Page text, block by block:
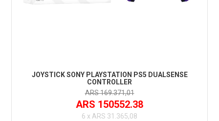
JOYSTICK SONY PLAYSTATION PS5 DUALSENSE
CONTROLLER
ARS 169.371,01
ARS 150552.38
6 x ARS 31.365,08